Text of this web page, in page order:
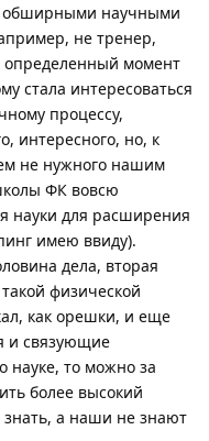
обширными научными
не тренер,
момент
стала интересоваться
процессу,
интересного, но, к
не нужного нашим
ФК вовсю
науки для расширения
имею ввиду).
дела, вторая
физической
как орешки, и еще
и связующие
науке, то можно за
более высокий
знать, а наши не знают